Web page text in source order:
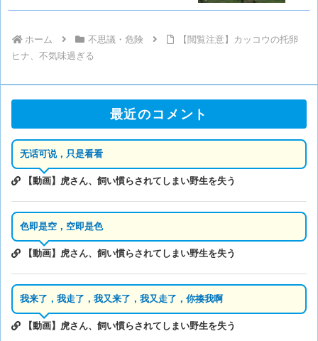
ホーム 不思議・危険
【閲覧注意】カッコウの托卵
ヒナ、不気味過ぎる
最近のコメント
无话可说，只是看看
【動画】虎さん、飼い慣らされてしまい野生を失う
色即是空，空即是色
【動画】虎さん、飼い慣らされてしまい野生を失う
我来了，我走了，我又来了，我又走了，你揍我啊
【動画】虎さん、飼い慣らされてしまい野生を失う